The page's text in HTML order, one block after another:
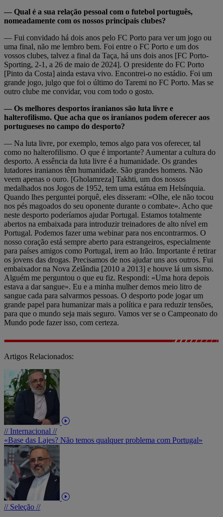
— Qual é a sua relação pessoal com o futebol português,
nomeadamente com os nossos principais clubes?
— Fui convidado há dois anos pelo FC Porto para ver um jogo ou
uma final, não me lembro bem. Foi entre o FC Porto e um dos
vossos clubes, talvez a final da Taça, há uns dois anos [FC Porto-
Sporting, 2-1, a 26 de maio de 2024]. O presidente do FC Porto
[Pinto da Costa] ainda estava vivo. Encontrei-o no estádio. Foi um
grande jogo, julgo que foi o último do Taremi no FC Porto. Mas se
outro clube me convidar, vou com todo o gosto.
— Os melhores desportos iranianos são luta livre e
halterofilismo. Que acha que os iranianos podem oferecer aos
portugueses no campo do desporto?
— Na luta livre, por exemplo, temos algo para vos oferecer, tal
como no halterofilismo. O que é importante? Aumentar a cultura do
desporto. A essência da luta livre é a humanidade. Os grandes
lutadores iranianos têm humanidade. São grandes homens. Não
veem apenas o ouro. [Gholamreza] Takhti, um dos nossos
medalhados nos Jogos de 1952, tem uma estátua em Helsínquia.
Quando lhes perguntei porquê, eles disseram: «Olhe, ele não tocou
nos pés magoados do seu oponente durante o combate». Acho que
neste desporto poderíamos ajudar Portugal. Estamos totalmente
abertos na embaixada para introduzir treinadores de alto nível em
Portugal. Podemos fazer uma webinar para nos encontrarmos. O
nosso coração está sempre aberto para estrangeiros, especialmente
para países amigos como Portugal, irem ao Irão. Importante é retirar
os jovens das drogas. Precisamos de nos ajudar uns aos outros. Fui
embaixador na Nova Zelândia [2010 a 2013] e houve lá um sismo.
Alguém me perguntou o que eu fiz. Respondi: «Uma hora depois
estava a dar sangue». Eu e a minha mulher demos meio litro de
sangue cada para salvarmos pessoas. O desporto pode jogar um
grande papel para humanizar mais a política e para reduzir tensões,
para que o mundo seja mais seguro. Vamos ver se o Campeonato do
Mundo pode fazer isso, com certeza.
Artigos Relacionados:
// Internacional //
«Base das Lajes? Não temos qualquer problema com Portugal»
// Seleção //